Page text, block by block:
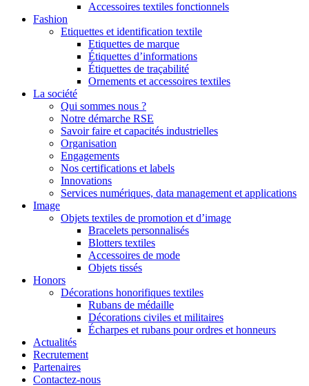
Accessoires textiles fonctionnels
Fashion
Etiquettes et identification textile
Etiquettes de marque
Étiquettes d’informations
Étiquettes de traçabilité
Ornements et accessoires textiles
La société
Qui sommes nous ?
Notre démarche RSE
Savoir faire et capacités industrielles
Organisation
Engagements
Nos certifications et labels
Innovations
Services numériques, data management et applications
Image
Objets textiles de promotion et d’image
Bracelets personnalisés
Blotters textiles
Accessoires de mode
Objets tissés
Honors
Décorations honorifiques textiles
Rubans de médaille
Décorations civiles et militaires
Écharpes et rubans pour ordres et honneurs
Actualités
Recrutement
Partenaires
Contactez-nous